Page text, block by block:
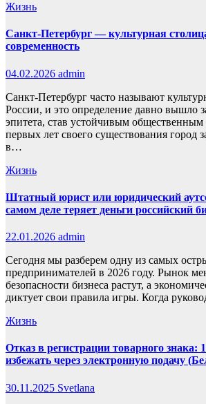
Жизнь
Санкт-Петербург — культурная
современность
04.02.2026 admin
Санкт-Петербург часто называют
России, и это определение давно вышло
эпитета, став устойчивым
первых лет своего существования город
в…
Жизнь
Штатный юрист или юридический
самом деле теряет деньги российский
22.01.2026 admin
Сегодня мы разберем одну из самых
предпринимателей в 2026 году. Рынок
безопасности бизнеса растут, а
диктует свои правила игры. Когда
Жизнь
Отказ в регистрации товарного знака:
избежать через электронную подачу
30.11.2025 Svetlana